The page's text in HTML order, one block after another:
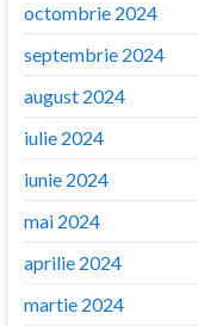
octombrie 2024
septembrie 2024
august 2024
iulie 2024
iunie 2024
mai 2024
aprilie 2024
martie 2024